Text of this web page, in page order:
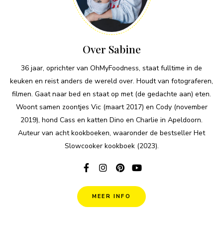
Over Sabine
36 jaar, oprichter van OhMyFoodness, staat fulltime in de
keuken en reist anders de wereld over. Houdt van fotograferen,
filmen. Gaat naar bed en staat op met (de gedachte aan) eten.
Woont samen zoontjes Vic (maart 2017) en Cody (november
2019), hond Cass en katten Dino en Charlie in Apeldoorn.
Auteur van acht kookboeken, waaronder de bestseller Het
Slowcooker kookboek (2023).
MEER INFO